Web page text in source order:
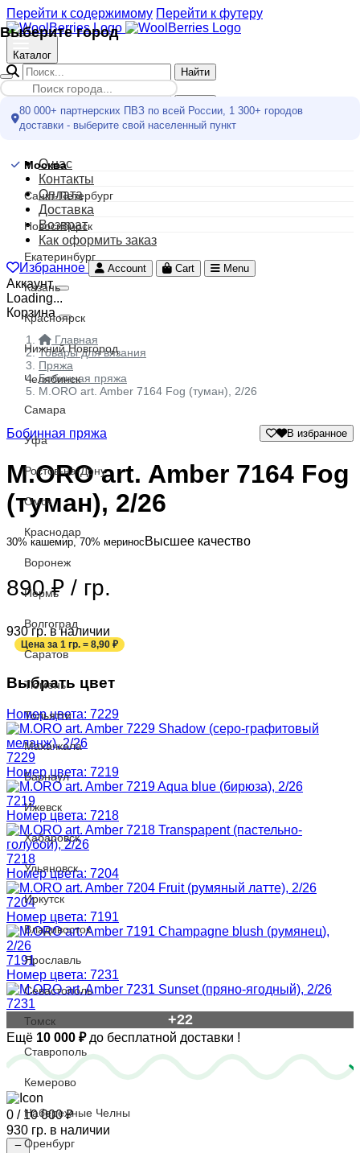
Перейти к содержимому Перейти к футеру
Каталог
Найти
Меню
Найти
Москва
О нас
Контакты
Оплата
Доставка
Возврат
Как оформить заказ
Избранное Account Cart Menu
Аккаунт
Loading...
Корзина
Главная
Товары для вязания
Пряжа
Бобинная пряжа
M.ORO art. Amber 7164 Fog (туман), 2/26
Бобинная пряжа В избранное
M.ORO art. Amber 7164 Fog
(туман), 2/26
30% кашемир, 70% меринос Высшее качество
890₽ / гр.
930 гр. в наличии
Цена за 1 гр. = 8,90 ₽
Выбрать цвет
Номер цвета: 7229
7229
Номер цвета: 7219
7219
Номер цвета: 7218
7218
Номер цвета: 7204
7204
Номер цвета: 7191
7191
Номер цвета: 7231
7231
+22
Ещё 10 000 ₽до бесплатной доставки !
0 / 10 000 ₽
930 гр. в наличии
Выберите город
80 000+ партнерских ПВЗ по всей России, 1 300+ городов
доставки - выберите свой населенный пункт
Москва
Санкт-Петербург
Новосибирск
Екатеринбург
Казань
Красноярск
Нижний Новгород
Челябинск
Самара
Уфа
Ростов-на-Дону
Омск
Краснодар
Воронеж
Пермь
Волгоград
Саратов
Тюмень
Тольятти
Махачкала
Барнаул
Ижевск
Хабаровск
Ульяновск
Иркутск
Владивосток
Ярославль
Севастополь
Томск
Ставрополь
Кемерово
Набережные Челны
Оренбург